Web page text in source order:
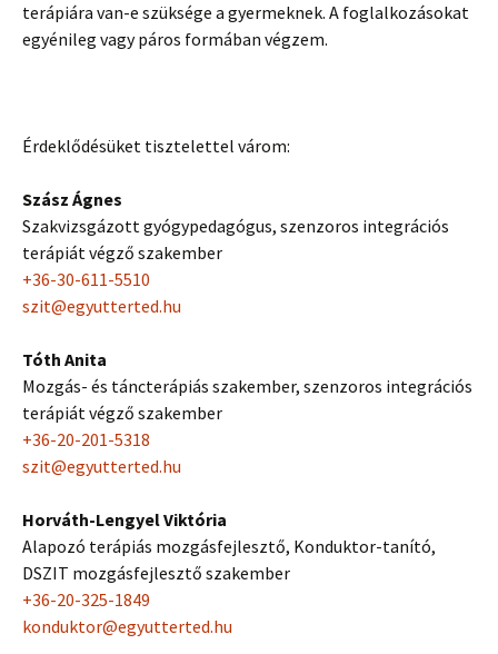
terápiára van-e szüksége a gyermeknek. A foglalkozásokat
egyénileg vagy páros formában végzem.
Érdeklődésüket tisztelettel várom:
Szász Ágnes
Szakvizsgázott gyógypedagógus, szenzoros integrációs
terápiát végző szakember
+36-30-611-5510
szit@egyutterted.hu
Tóth Anita
Mozgás- és táncterápiás szakember, szenzoros integrációs
terápiát végző szakember
+36-20-201-5318
szit@egyutterted.hu
Horváth-Lengyel Viktória
Alapozó terápiás mozgásfejlesztő, Konduktor-tanító,
DSZIT mozgásfejlesztő szakember
+36-20-325-1849
konduktor@egyutterted.hu